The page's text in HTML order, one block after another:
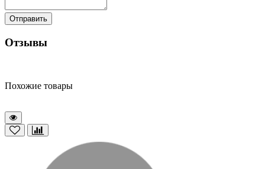
Отправить
Отзывы
Похожие товары